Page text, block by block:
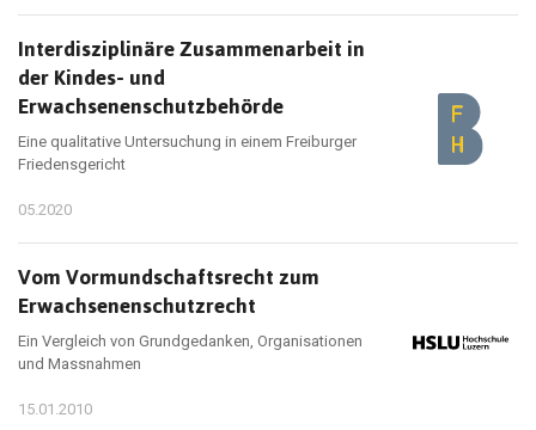
Interdisziplinäre Zusammenarbeit in
der Kindes- und
Erwachsenenschutzbehörde
Eine qualitative Untersuchung in einem Freiburger
Friedensgericht
05.2020
Vom Vormundschaftsrecht zum
Erwachsenenschutzrecht
Ein Vergleich von Grundgedanken, Organisationen
und Massnahmen
15.01.2010